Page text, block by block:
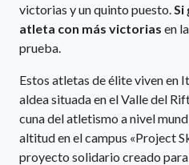
victorias y un quinto puesto. Si
atleta con más victorias en
prueba.
Estos atletas de élite viven en
aldea situada en el Valle del
cuna del atletismo a nivel
altitud en el campus «Project
proyecto solidario creado para